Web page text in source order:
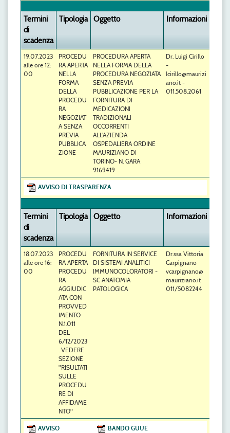
Termini
di
scadenza
Tipologia Oggetto Informazioni
19.07.2023
alle ore 12:
00
PROCEDU
RA APERTA
NELLA
FORMA
DELLA
PROCEDU
RA
NEGOZIAT
A SENZA
PREVIA
PUBBLICA
ZIONE
PROCEDURA APERTA
NELLA FORMA DELLA
PROCEDURA NEGOZIATA
SENZA PREVIA
PUBBLICAZIONE PER LA
FORNITURA DI
MEDICAZIONI
TRADIZIONALI
OCCORRENTI
ALL’AZIENDA
OSPEDALIERA ORDINE
MAURIZIANO DI
TORINO- N. GARA
9169419
Dr. Luigi Cirillo
-
lcirillo@maurizi
ano.it -
011.508.2061
AVVISO DI TRASPARENZA
Termini
di
scadenza
Tipologia Oggetto Informazioni
18.07.2023
alle ore 16:
00
PROCEDU
RA APERTA
PROCEDU
RA
AGGIUDIC
ATA CON
PROVVED
IMENTO
N.1.011
DEL
6/12/2023
. VEDERE
SEZIONE
"RISULTATI
SULLE
PROCEDU
RE DI
AFFIDAME
NTO"
FORNITURA IN SERVICE
DI SISTEMI ANALITICI
IMMUNOCOLORATORI -
SC ANATOMIA
PATOLOGICA
Dr.ssa Vittoria
Carpignano
vcarpignano@
mauriziano.it
011/5082244
AVVISO BANDO GUUE